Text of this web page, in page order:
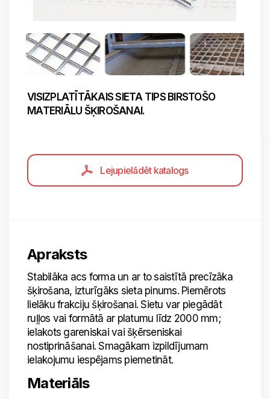
VISIZPLATĪTĀKAIS SIETA TIPS BIRSTOŠO
MATERIĀLU ŠĶIROŠANAI.
Lejupielādēt katalogs
Apraksts
Stabilāka acs forma un ar to saistītā precīzāka
šķirošana, izturīgāks sieta pinums. Piemērots
lielāku frakciju šķirošanai. Sietu var piegādāt
ruļļos vai formātā ar platumu līdz 2000 mm;
ielakots gareniskai vai šķērseniskai
nostiprināšanai. Smagākam izpildījumam
ielakojumu iespējams piemetināt.
Materiāls